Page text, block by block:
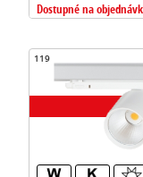
Dostupné na
119
ZASOB **** ****